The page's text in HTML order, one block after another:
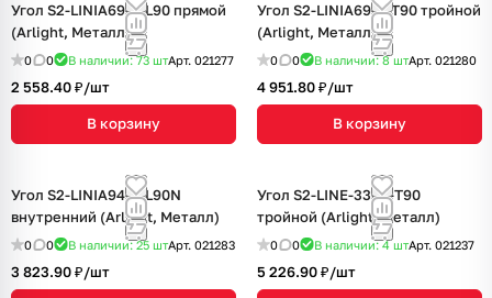
Угол S2-LINIA69-F-L90 прямой
(Arlight, Металл)
0 0 В наличии: 73 штАрт. 021277
2 558.40 ₽/шт
В корзину
Угол S2-LINIA69-F-T90 тройной
(Arlight, Металл)
0 0 В наличии: 8штАрт. 021280
4 951.80 ₽/шт
В корзину
Угол S2-LINIA94-F-L90N
внутренний (Arlight, Металл)
0 0 В наличии: 25 штАрт. 021283
3 823.90 ₽/шт
Угол S2-LINE-3360-T90
тройной (Arlight, Металл)
0 0 В наличии: 4штАрт. 021237
5 226.90 ₽/шт